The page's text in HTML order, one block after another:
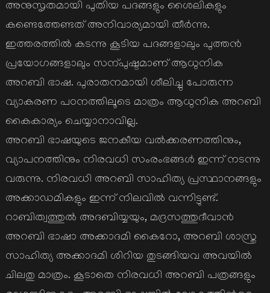
അനുസൃതമായി പുതിയ പദങ്ങളും ശൈലികളും
കണ്ടെത്തേണ്ടത് അനിവാര്യമായി തീര്‍ന്നു.
ഇത്തരത്തില്‍ കടന്നു കൂടിയ പദങ്ങളാലും പുത്തന്‍
പ്രയോഗങ്ങളാലും സന്പുഷ്ടമാണ് ആധുനിക
അറബി ഭാഷ. പുരാതനമായി ശീലിച്ചു പോരുന്ന
വ്യാകരണ പഠനത്തിലൂടെ മാത്രം ആധുനിക അറബി
കൈകാര്യം ചെയ്യാനാവില്ല.
അറബി ഭാഷയുടെ ജനകീയ വല്‍ക്കരണത്തിനും,
വ്യാപനത്തിനും നിരവധി സംരംഭങ്ങള്‍ ഇന്ന് നടന്നു
വരുന്നു. നിരവധി അറബി സാഹിത്യ പ്രസ്ഥാനങ്ങളും
അക്കാഡമികളും ഇന്ന് നിലവില്‍ വന്നിട്ടുണ്ട്.
റാബിത്വത്തുല്‍ അദബിയ്യയും, മദ്രസത്തുദീവാന്‍
അറബി ഭാഷാ അക്കാദമി കൈറോ, അറബി ശാസ്ത്ര
സാഹിത്യ അക്കാദമി ശിറിയ തുടങ്ങിയവ അവയില്‍
ചിലതു മാത്രം. കൂടാതെ നിരവധി അറബി പത്രങ്ങളും